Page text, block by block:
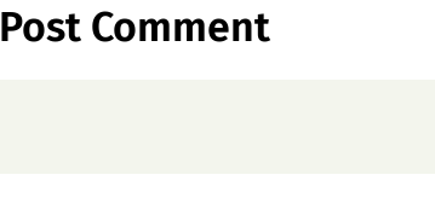
Post Comment